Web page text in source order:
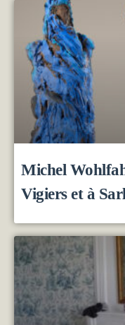
Michel
Vigiers et à